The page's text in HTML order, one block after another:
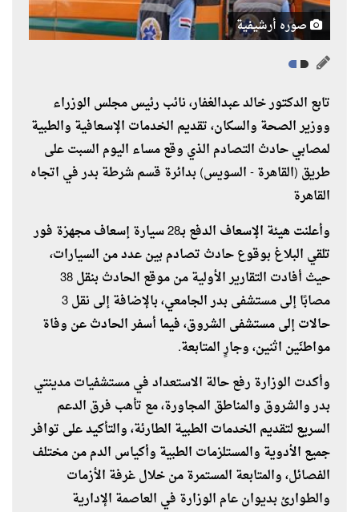
صوره أرشيفية
تابع الدكتور خالد عبدالغفار، نائب رئيس مجلس الوزراء
ووزير الصحة والسكان، تقديم الخدمات الإسعافية والطبية
لمصابي حادث التصادم الذي وقع مساء اليوم السبت على
طريق (القاهرة - السويس) بدائرة قسم شرطة بدر في اتجاه
القاهرة
وأعلنت هيئة الإسعاف الدفع بـ28 سيارة إسعاف مجهزة فور
تلقي البلاغ بوقوع حادث تصادم بين عدد من السيارات،
حيث أفادت التقارير الأولية من موقع الحادث بنقل 38
مصابًا إلى مستشفى بدر الجامعي، بالإضافة إلى نقل 3
حالات إلى مستشفى الشروق، فيما أسفر الحادث عن وفاة
مواطنَين اثنين، وجارٍ المتابعة.
وأكدت الوزارة رفع حالة الاستعداد في مستشفيات مدينتي
بدر والشروق والمناطق المجاورة، مع تأهب فرق الدعم
السريع لتقديم الخدمات الطبية الطارئة، والتأكيد على توافر
جميع الأدوية والمستلزمات الطبية وأكياس الدم من مختلف
الفصائل، والمتابعة المستمرة من خلال غرفة الأزمات
والطوارئ بديوان عام الوزارة في العاصمة الإدارية